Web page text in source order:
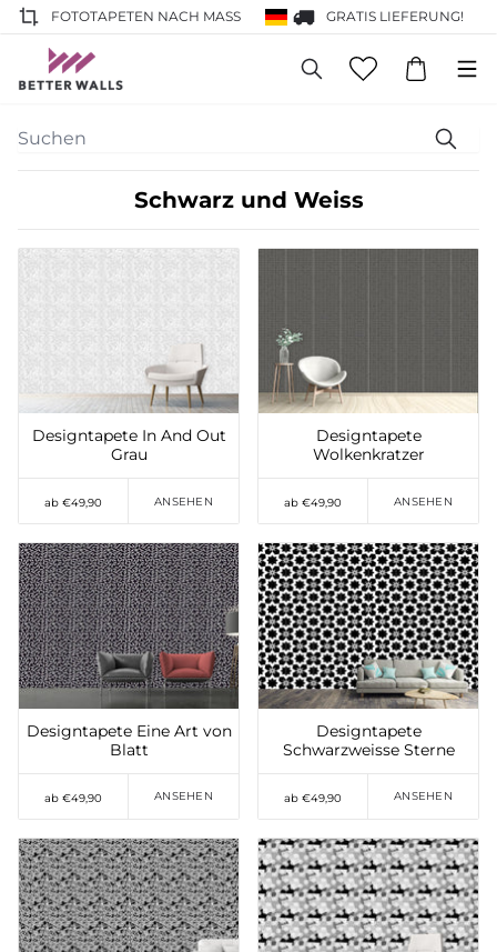
FOTOTAPETEN NACH MASS GRATIS LIEFERUNG!
Schwarz und Weiss
Auf die Wunschliste
setzen
Designtapete In And Out
Grau
ab €49,90 ANSEHEN
Designtapete
Wolkenkratzer
ab €49,90 ANSEHEN
Auf die Wunschliste
setzen
Designtapete Eine Art von
Blatt
ab €49,90 ANSEHEN
Auf die Wunschliste
setzen
Designtapete
Schwarzweisse Sterne
ab €49,90 ANSEHEN
Auf die Wunschliste
Auf die Wunschliste
setzen